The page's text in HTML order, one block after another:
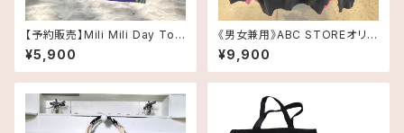
【予約販売】Mili Mili Day Tot
e（ミリミリ デイトート）｜Sサイ
ズ
¥5,900
《男女兼用》ABC STOREオリジ
ナル・パーカー・ブラック
¥9,900